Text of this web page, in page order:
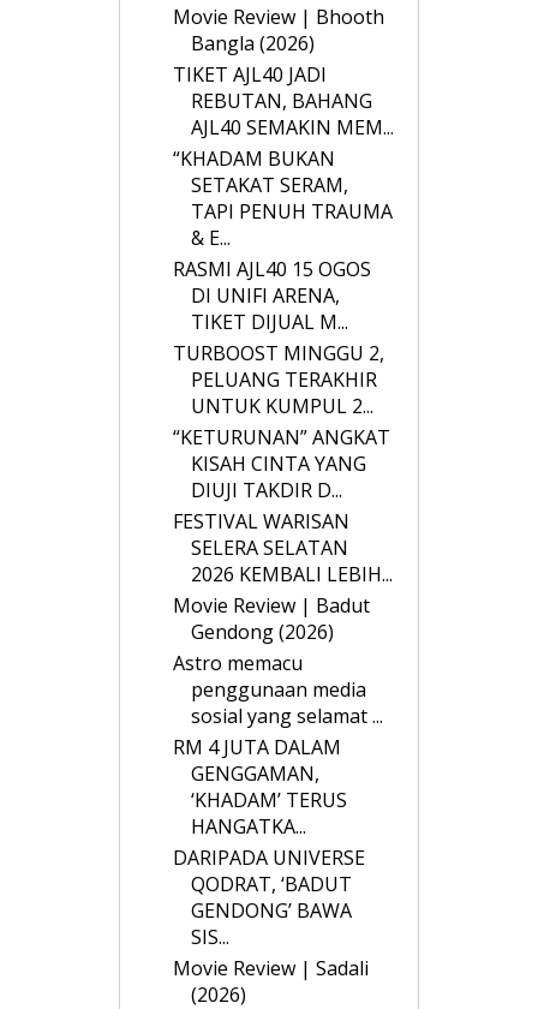
Movie Review | Bhooth
Bangla (2026)
TIKET AJL40 JADI
REBUTAN, BAHANG
AJL40 SEMAKIN MEM...
“KHADAM BUKAN
SETAKAT SERAM,
TAPI PENUH TRAUMA
& E...
RASMI AJL40 15 OGOS
DI UNIFI ARENA,
TIKET DIJUAL M...
TURBOOST MINGGU 2,
PELUANG TERAKHIR
UNTUK KUMPUL 2...
“KETURUNAN” ANGKAT
KISAH CINTA YANG
DIUJI TAKDIR D...
FESTIVAL WARISAN
SELERA SELATAN
2026 KEMBALI LEBIH...
Movie Review | Badut
Gendong (2026)
Astro memacu
penggunaan media
sosial yang selamat ...
RM 4 JUTA DALAM
GENGGAMAN,
‘KHADAM’ TERUS
HANGATKA...
DARIPADA UNIVERSE
QODRAT, ‘BADUT
GENDONG’ BAWA
SIS...
Movie Review | Sadali
(2026)